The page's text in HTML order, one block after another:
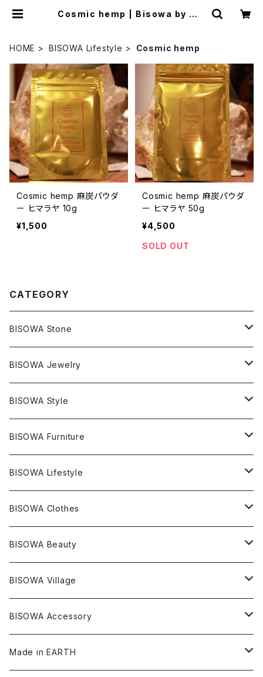
Cosmic hemp | Bisowa by ⁂A
HOME BISOWA Lifestyle Cosmic hemp
Cosmic hemp 麻炭パウダ
ー ヒマラヤ 10g
¥1,500
Cosmic hemp 麻炭パウダ
ー ヒマラヤ 50g
¥4,500
SOLD OUT
CATEGORY
BISOWA Stone
マスタークリスタル / 水晶
エレスチャル
ライトニング
ツインソウル
メタモルフォーゼス
石の種類別
アメジスト
アクアマリン
デュモルチェライト
タンザナイト
産地別
ヒマラヤ
ブラジル
中国
BISOWA Jewelry
ネックレス／ペンダント
宇佐美聖子
絹麻 ~kenma~
ピアス
宇佐美聖子
Others
ブレスレット
宇佐美聖子
Others
リング
サンキャッチャー
ヘアアクセサリー
イヤリング
キーホルダー
BISOWA Style
ONE PIECE
ヘンプ
オーガニックコットン
PANTS
ヘンプ
オーガニックコットン
T-SHIRT
オーガニックコットン
ヘンプコットン
leggings
ヘンプ
オーガニックコットン
Others
ヘンプ
オーガニックコットン
Underwear
BISOWA Furniture
のるすく
BISOWA Lifestyle
Music
宇佐美聖子
Niceness Music
浄化アイテム
Cosmic Hemp 麻炭
セージ
オラクルカード
キャンドル
HAZE 和蝋燭
陶器
BISOWA Clothes
麻
絹
Others
オーガニックコットン
BISOWA Beauty
ヘンプオイル
BISOWA Village
Bisowa Club Room
BISOWA Accessory
ヘアゴム
Made in EARTH